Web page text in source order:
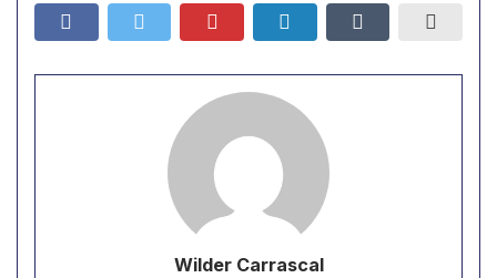
Wilder Carrascal